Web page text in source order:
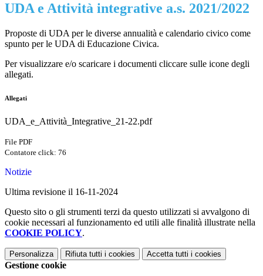
UDA e Attività integrative a.s. 2021/2022
Proposte di UDA per le diverse annualità e calendario civico come
spunto per le UDA di Educazione Civica.
Per visualizzare e/o scaricare i documenti cliccare sulle icone degli
allegati.
Allegati
UDA_e_Attività_Integrative_21-22.pdf
File PDF
Contatore click: 76
Notizie
Ultima revisione il 16-11-2024
Questo sito o gli strumenti terzi da questo utilizzati si avvalgono di
cookie necessari al funzionamento ed utili alle finalità illustrate nella
COOKIE POLICY.
Personalizza Rifiuta tutti i cookies Accetta tutti i cookies
Gestione cookie